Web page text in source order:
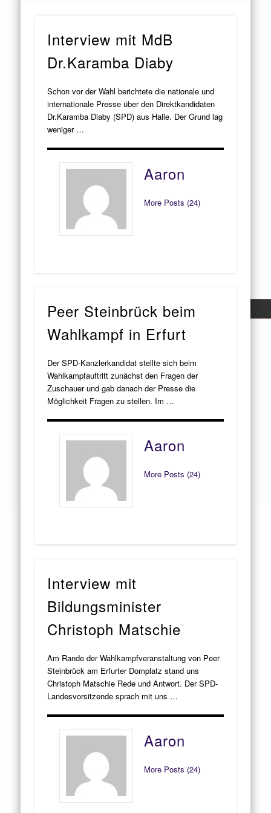
Interview mit MdB
Dr.Karamba Diaby
Schon vor der Wahl berichtete die nationale und
internationale Presse über den Direktkandidaten
Dr.Karamba Diaby (SPD) aus Halle. Der Grund lag
weniger …
Aaron
More Posts (24)
Peer Steinbrück beim
Wahlkampf in Erfurt
Der SPD-Kanzlerkandidat stellte sich beim
Wahlkampfauftritt zunächst den Fragen der
Zuschauer und gab danach der Presse die
Möglichkeit Fragen zu stellen. Im …
Aaron
More Posts (24)
Interview mit
Bildungsminister
Christoph Matschie
Am Rande der Wahlkampfveranstaltung von Peer
Steinbrück am Erfurter Domplatz stand uns
Christoph Matschie Rede und Antwort. Der SPD-
Landesvorsitzende sprach mit uns …
Aaron
More Posts (24)